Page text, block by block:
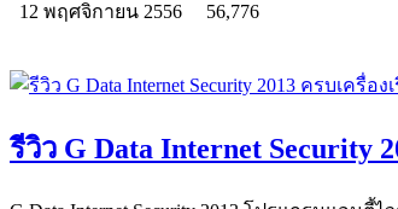
12 พฤศจิกายน 2556
56,776
รีวิว G Data Internet Security